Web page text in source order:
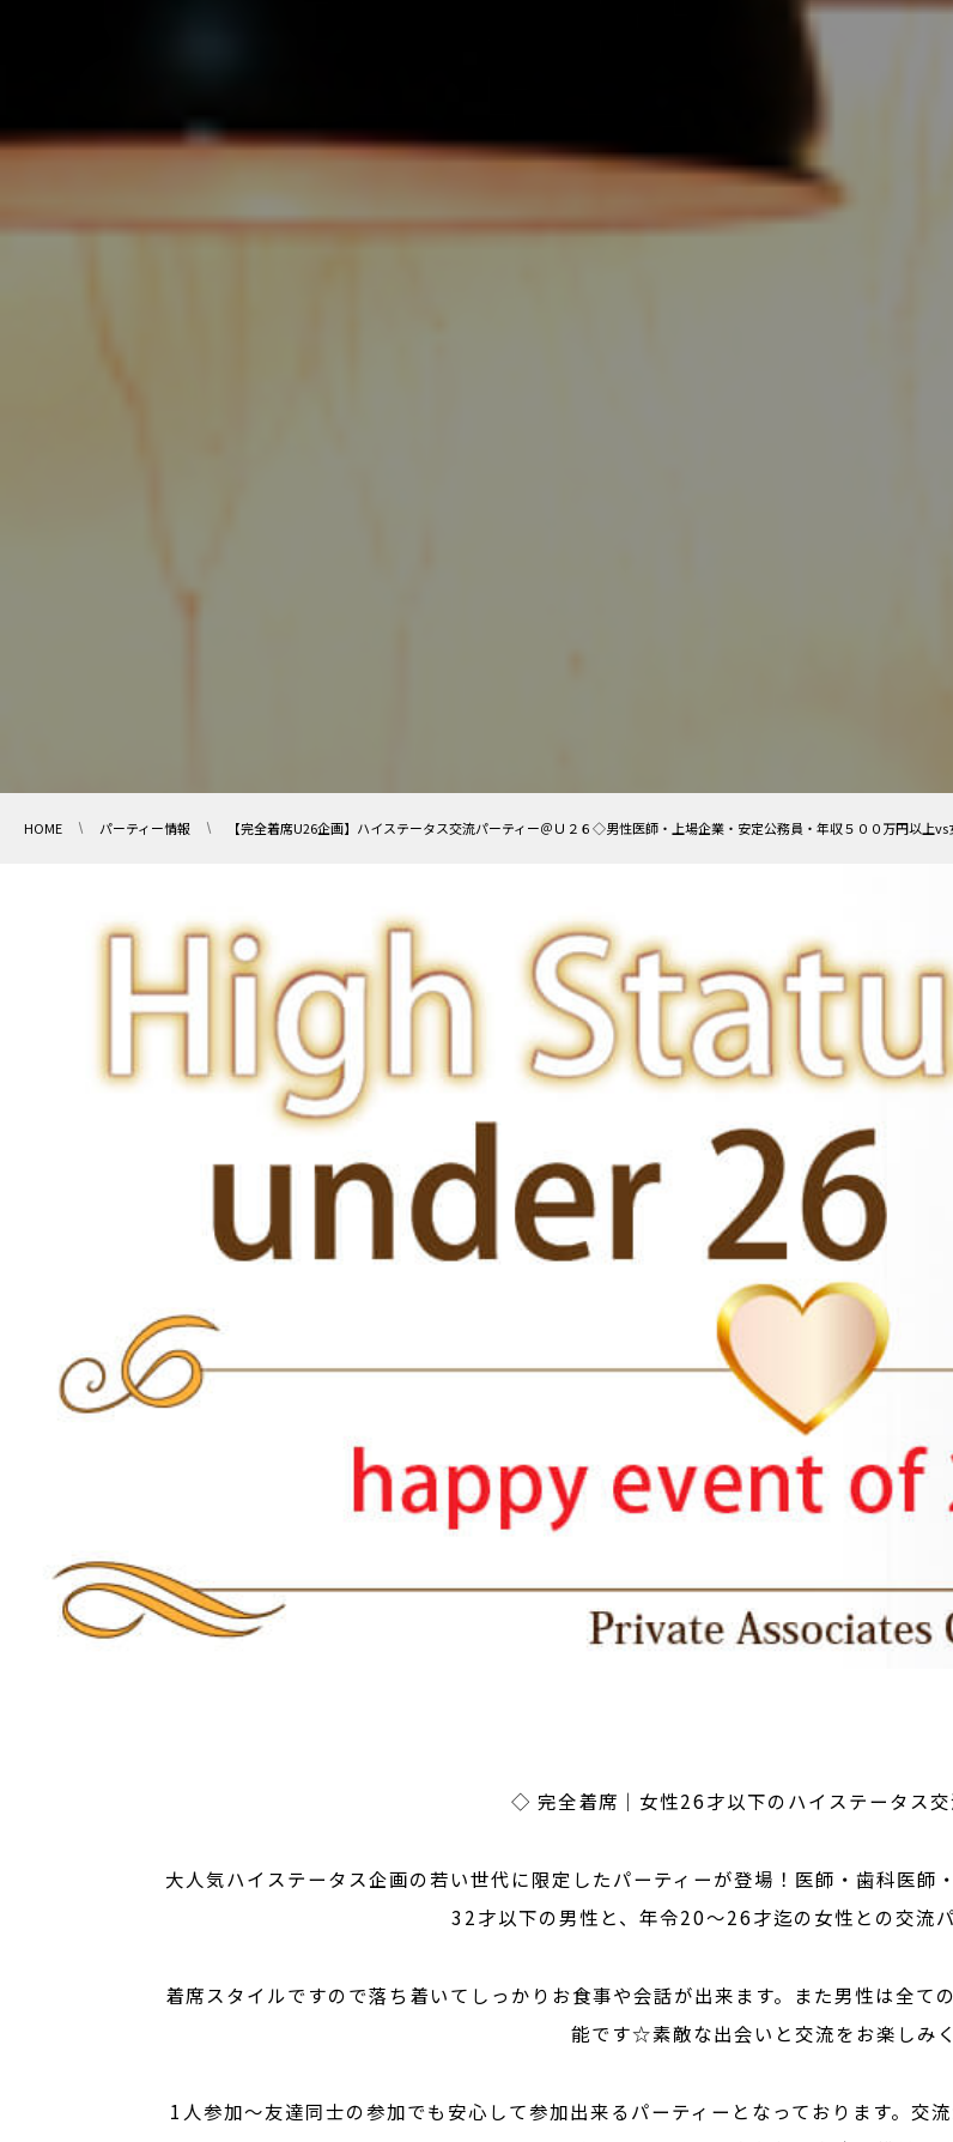
HOME パーティー情報 【完全着席U26企画】ハイステータス交流パーティー＠Ｕ２６◇男性医師・上場企業・安定公務員・年収５００万円以上vs
◇ 完全着席｜女性26才以下のハイステータス
大人気ハイステータス企画の若い世代に限定したパーティーが登場！医師・歯科医
32才以下の男性と、年令20～26才迄の女性との交流
着席スタイルですので落ち着いてしっかりお食事や会話が出来ます。また男性は全て
能です☆素敵な出会いと交流をお楽しみ
1人参加～友達同士の参加でも安心して参加出来るパーティーとなっております。交